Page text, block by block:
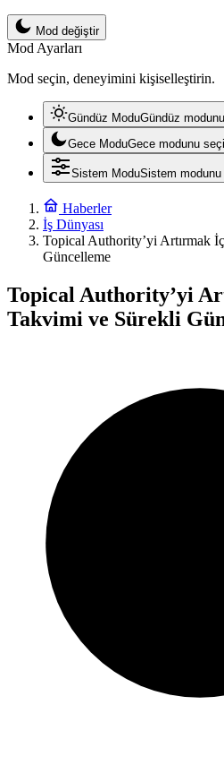
Mod değiştir
Mod Ayarları
Mod seçin, deneyimini kişiselleştirin.
Gündüz ModuGündüz
Gece ModuGece modunu
Sistem ModuSistem
Haberler
İş Dünyası
Topical Authority’yi Artırmak
Güncelleme
Topical Authority’yi
Takvimi ve Sürekli